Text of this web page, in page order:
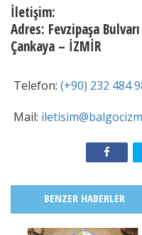
İletişim:
Adres: Fevzipaşa
Çankaya – İZMİR
Telefon: (+90) 232 484
Mail:
BENZER HABERLER